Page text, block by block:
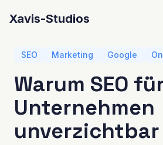
Xavis-Studios
SEO Marketing Google
Warum SEO
Unternehmen